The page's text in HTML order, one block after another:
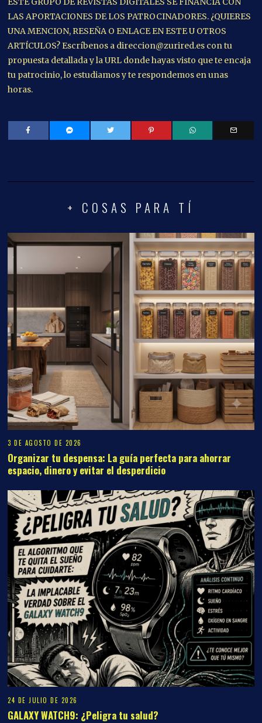
LAS APORTACIONES DE LOS PATROCINADORES. ¿QUIERES
UNA MENCION, RESEÑA O ENLACE EN ESTE U OTROS
ARTÍCULOS? Escríbenos a direccion@zurired.es con tu
propuesta detallada y la URL donde hayas visto que te encaja
tu patrocinio, lo estudiamos y te respondemos en unas
horas.
+ COSAS PARA TÍ
3 DE AGOSTO DE 2026
Organizar tu despensa: La guía perfecta para ahorrar
espacio, dinero y evitar el desperdicio
24 DE JULIO DE 2026
GALAXY WATCH9: ¿Peligra tu salud?